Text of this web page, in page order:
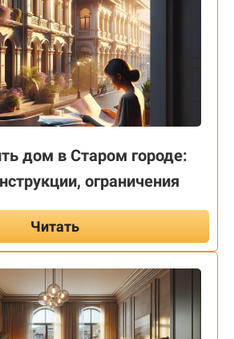
дом в Старом городе:
ограничения
Читать